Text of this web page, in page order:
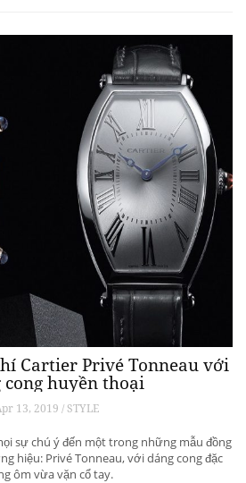
Cartier Privé Tonneau với
huyền thoại
13, 2019 / STYLE
sự chú ý đến một trong những mẫu đồng
hiệu: Privé Tonneau, với dáng cong đặc
ôm vừa vặn cổ tay.